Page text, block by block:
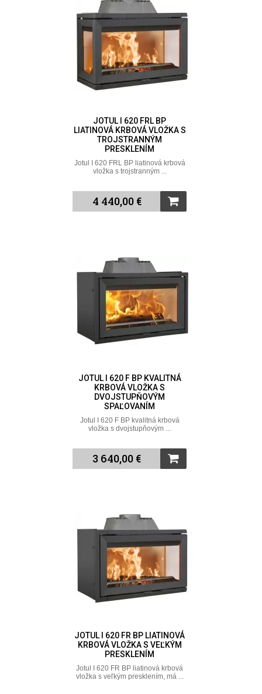
JOTUL I 620 FRL BP
LIATINOVÁ KRBOVÁ VLOŽKA S
TROJSTRANNÝM
PRESKLENÍM
Jotul I 620 FRL BP liatinová krbová
vložka s trojstranným ...
4 440,00 €
JOTUL I 620 F BP KVALITNÁ
KRBOVÁ VLOŽKA S
DVOJSTUPŇOVÝM
SPAĽOVANÍM
Jotul I 620 F BP kvalitná krbová
vložka s dvojstupňovým ...
3 640,00 €
JOTUL I 620 FR BP LIATINOVÁ
KRBOVÁ VLOŽKA S VEĽKÝM
PRESKLENÍM
Jotul I 620 FR BP liatinová krbová
vložka s veľkým presklením, má ...